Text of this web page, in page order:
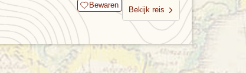
Bewaren
Bekijk reis